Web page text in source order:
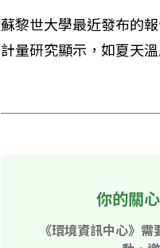
蘇黎世大學最近發布的
計量研究顯示，如夏天
你的關
《環境資訊中心》